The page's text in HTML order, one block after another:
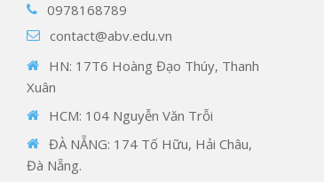
0978168789
contact@abv.edu.vn
HN: 17T6 Hoàng Đạo Thúy, Thanh
Xuân
HCM: 104 Nguyễn Văn Trỗi
ĐÀ NẴNG: 174 Tố Hữu, Hải Châu,
Đà Nẵng.